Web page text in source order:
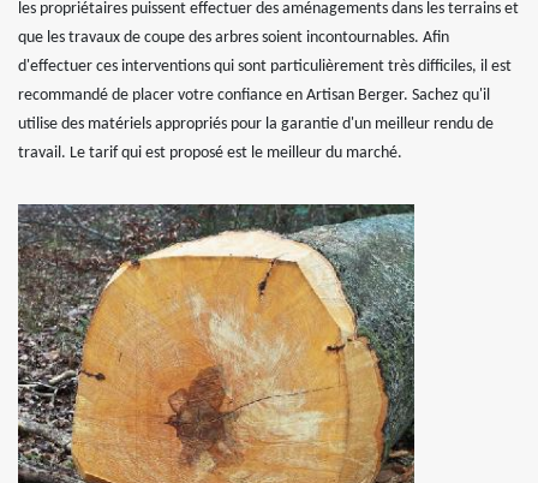
les propriétaires puissent effectuer des aménagements dans les terrains et
que les travaux de coupe des arbres soient incontournables. Afin
d'effectuer ces interventions qui sont particulièrement très difficiles, il est
recommandé de placer votre confiance en Artisan Berger. Sachez qu'il
utilise des matériels appropriés pour la garantie d'un meilleur rendu de
travail. Le tarif qui est proposé est le meilleur du marché.